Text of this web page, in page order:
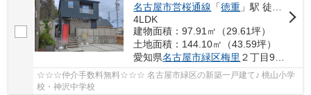
名古屋市営桜通線 「徳重 」駅 徒歩22分
4LDK
建物面積：97.91㎡（29.61坪）
土地面積：144.10㎡（43.59坪）
愛知県名古屋市緑区梅里 ２丁目92−6
☆☆☆仲介手数料無料☆☆☆ 名古屋市緑区の新築一戸建て♪ 桃山小学
校・神沢中学校